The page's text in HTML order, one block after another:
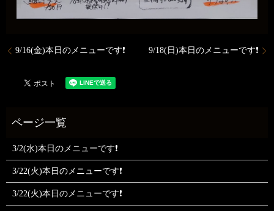
9/16(金)本日のメニューです❗ 9/18(日)本日のメニューです❗
3/2(水)本日のメニューです❗
3/22(火)本日のメニューです❗
3/22(火)本日のメニューです❗